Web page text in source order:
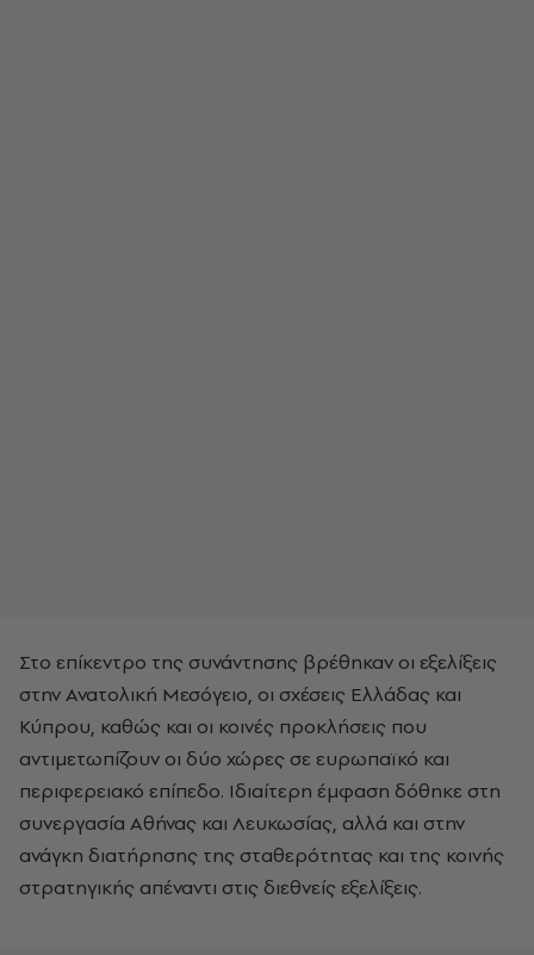
Στο επίκεντρο της συνάντησης βρέθηκαν οι εξελίξεις
στην Ανατολική Μεσόγειο, οι σχέσεις Ελλάδας και
Κύπρου, καθώς και οι κοινές προκλήσεις που
αντιμετωπίζουν οι δύο χώρες σε ευρωπαϊκό και
περιφερειακό επίπεδο. Ιδιαίτερη έμφαση δόθηκε στη
συνεργασία Αθήνας και Λευκωσίας, αλλά και στην
ανάγκη διατήρησης της σταθερότητας και της κοινής
στρατηγικής απέναντι στις διεθνείς εξελίξεις.